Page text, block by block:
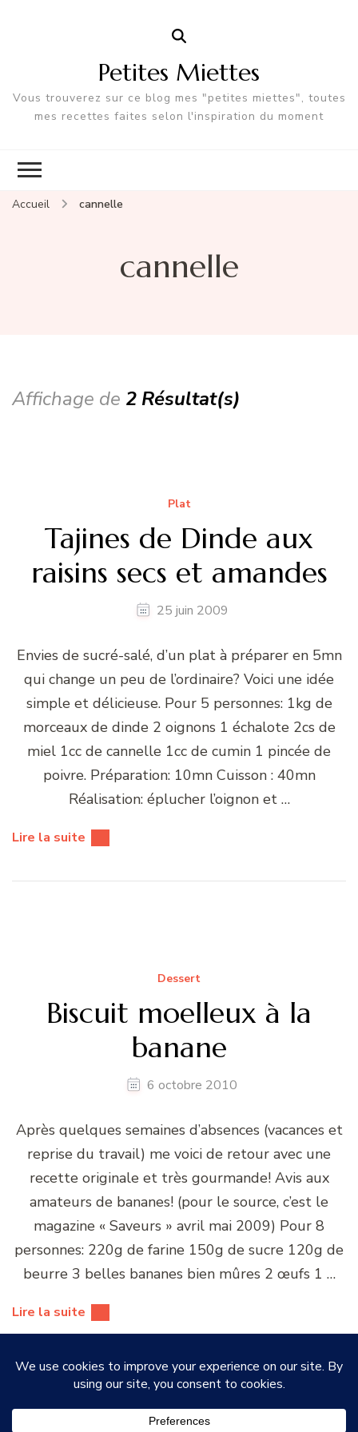
Petites Miettes
Vous trouverez sur ce blog mes "petites miettes", toutes
mes recettes faites selon l'inspiration du moment
Accueil cannelle
cannelle
Affichage de 2 Résultat(s)
Plat
Tajines de Dinde aux
raisins secs et amandes
25 juin 2009
Envies de sucré-salé, d’un plat à préparer en 5mn
qui change un peu de l’ordinaire? Voici une idée
simple et délicieuse. Pour 5 personnes: 1kg de
morceaux de dinde 2 oignons 1 échalote 2cs de
miel 1cc de cannelle 1cc de cumin 1 pincée de
poivre. Préparation: 10mn Cuisson : 40mn
Réalisation: éplucher l’oignon et …
Lire la suite
Dessert
Biscuit moelleux à la
banane
6 octobre 2010
Après quelques semaines d’absences (vacances et
reprise du travail) me voici de retour avec une
recette originale et très gourmande! Avis aux
amateurs de bananes! (pour le source, c’est le
magazine « Saveurs » avril mai 2009) Pour 8
personnes: 220g de farine 150g de sucre 120g de
beurre 3 belles bananes bien mûres 2 œufs 1 …
Lire la suite